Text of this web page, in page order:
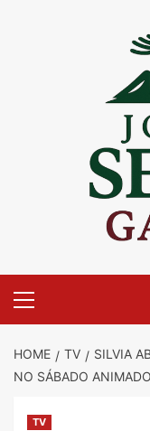
Menu
HOME TV
SILVIA
NO SÁBADO
TV